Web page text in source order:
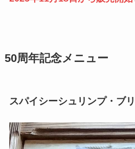
50周年記念メニュー
スパイシーシュリンプ・ブ